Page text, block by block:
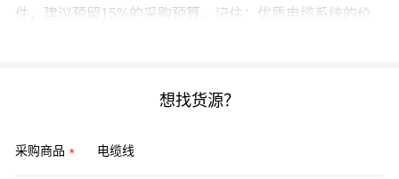
件，建议预留15%的采购预算。记住：优质电缆系统的价
想找货源？
采购商品